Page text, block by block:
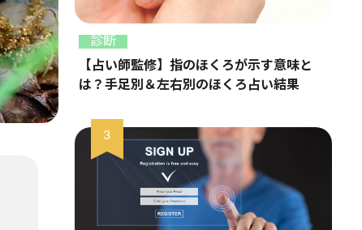
診断
【占い師監修】指のほくろが示す意味と
は？手足別＆左右別のほくろ占い結果